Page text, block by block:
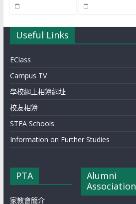
Useful Links
EClass
Campus TV
學校網上相簿網址
校友相簿
STFA Schools
Information on Further Studies
PTA
家教會簡介
Alumni
Association